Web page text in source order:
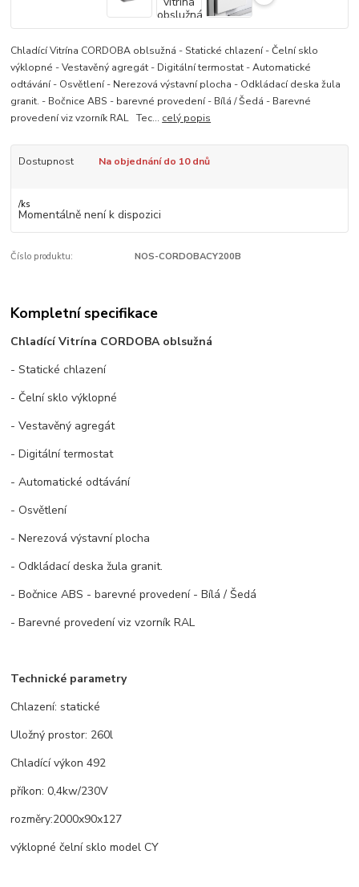
Chladící Vitrína CORDOBA oblsužná - Statické chlazení - Čelní sklo
výklopné - Vestavěný agregát - Digitální termostat - Automatické
odtávání - Osvětlení - Nerezová výstavní plocha - Odkládací deska žula
granit. - Bočnice ABS - barevné provedení - Bílá / Šedá - Barevné
provedení viz vzorník RAL Tec... celý popis
Dostupnost Na objednání do 10 dnů
/ks
Momentálně není k dispozici
Číslo produktu: NOS-CORDOBACY200B
Kompletní specifikace
Chladící Vitrína CORDOBA oblsužná
- Statické chlazení
- Čelní sklo výklopné
- Vestavěný agregát
- Digitální termostat
- Automatické odtávání
- Osvětlení
- Nerezová výstavní plocha
- Odkládací deska žula granit.
- Bočnice ABS - barevné provedení - Bílá / Šedá
- Barevné provedení viz vzorník RAL
Technické parametry
Chlazení: statické
Uložný prostor: 260l
Chladící výkon 492
příkon: 0,4kw/230V
rozměry:2000x90x127
výklopné čelní sklo model CY